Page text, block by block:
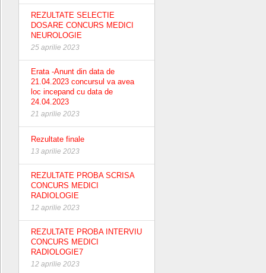
REZULTATE SELECTIE
DOSARE CONCURS MEDICI
NEUROLOGIE
25 aprilie 2023
Erata -Anunt din data de
21.04.2023 concursul va avea
loc incepand cu data de
24.04.2023
21 aprilie 2023
Rezultate finale
13 aprilie 2023
REZULTATE PROBA SCRISA
CONCURS MEDICI
RADIOLOGIE
12 aprilie 2023
REZULTATE PROBA INTERVIU
CONCURS MEDICI
RADIOLOGIE7
12 aprilie 2023